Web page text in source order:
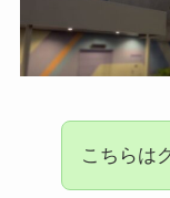
こちらは